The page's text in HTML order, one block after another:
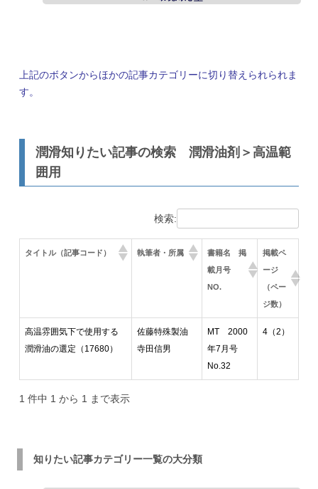
上記のボタンからほかの記事カテゴリーに切り替えられられま
す。
潤滑知りたい記事の検索 潤滑油剤＞高温範
囲用
検索:
タイトル（記事コード） 執筆者・所属
書籍名 掲
載月号
NO.
掲載ペ
ージ
（ペー
ジ数）
高温雰囲気下で使用する
潤滑油の選定（17680）
佐藤特殊製油
寺田信男
MT 2000
年7月号
No.32
4（2）
1 件中 1 から 1 まで表示
知りたい記事カテゴリー一覧の大分類